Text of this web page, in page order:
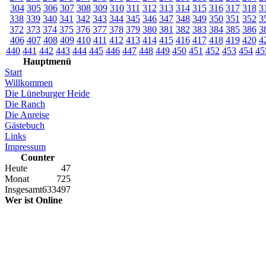
304 305 306 307 308 309 310 311 312 313 314 315 316 317 318
338 339 340 341 342 343 344 345 346 347 348 349 350 351 352
372 373 374 375 376 377 378 379 380 381 382 383 384 385 386
406 407 408 409 410 411 412 413 414 415 416 417 418 419 420
440 441 442 443 444 445 446 447 448 449 450 451 452 453 454
Hauptmenü
Start
Willkommen
Die Lüneburger Heide
Die Ranch
Die Anreise
Gästebuch
Links
Impressum
Counter
Heute
47
Monat
725
Insgesamt633497
Wer ist Online